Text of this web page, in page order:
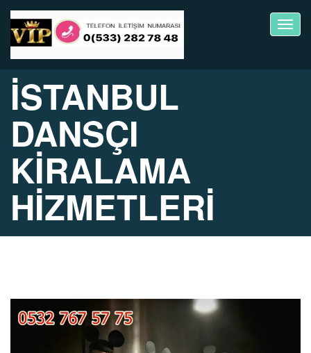
İSTANBUL
DANSÇI
KİRALAMA
HİZMETLERİ